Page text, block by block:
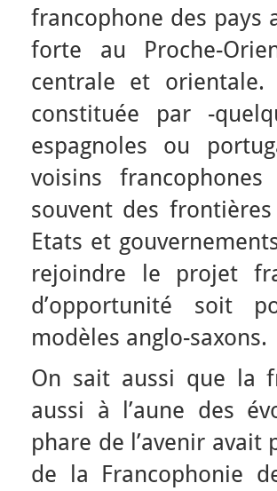
francophone des pays
forte au Proche-
centrale et orientale.
constituée par -
espagnoles ou
voisins
souvent des
Etats et
rejoindre le projet
d’opportunité soit
modèles anglo-saxons.
On sait aussi que la
aussi à l’aune des
phare de l’avenir
de la Francophonie